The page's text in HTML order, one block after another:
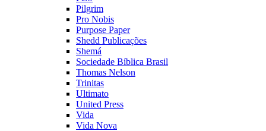
Pilgrim
Pro Nobis
Purpose Paper
Shedd Publicações
Shemá
Sociedade Bíblica Brasil
Thomas Nelson
Trinitas
Ultimato
United Press
Vida
Vida Nova